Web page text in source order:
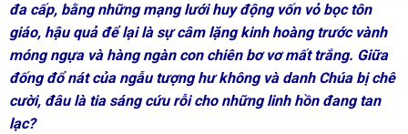
đa cấp, bằng những mạng lưới huy động vốn vỏ bọc tôn
giáo, hậu quả để lại là sự câm lặng kinh hoàng trước vành
móng ngựa và hàng ngàn con chiên bơ vơ mất trắng. Giữa
đống đổ nát của ngẫu tượng hư không và danh Chúa bị chê
cười, đâu là tia sáng cứu rỗi cho những linh hồn đang tan
lạc?